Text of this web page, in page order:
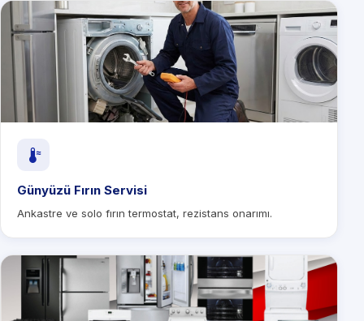
Günyüzü Fırın Servisi
Ankastre ve solo fırın termostat, rezistans onarımı.